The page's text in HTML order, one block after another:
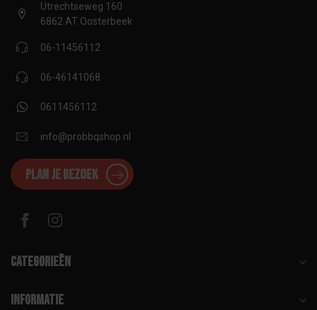
Utrechtseweg 160
6862 AT Oosterbeek
06-11456112
06-46141068
0611456112
info@probbqshop.nl
Plan je bezoek
Categorieën
Informatie